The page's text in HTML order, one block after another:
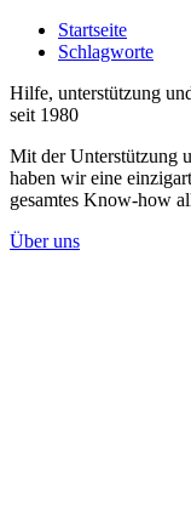
Startseite
Schlagworte
Hilfe, unterstützung
seit 1980
Mit der Unterstützung
haben wir eine
gesamtes Know-how
Über uns